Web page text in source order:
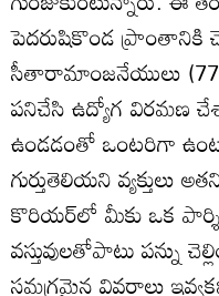
పెదరుషికొండ ప్రాంతానికి
సీతారామాంజనేయులు (77)
పనిచేసి ఉద్యోగ విరమణ
ఉండడంతో ఒంటరిగా
గుర్తుతెలియని వ్యక్తులు
కొరియర్‌లో మీకు ఒక
వస్తువులతోపాటు పన్ను
సమగ్రమైన వివరాలు